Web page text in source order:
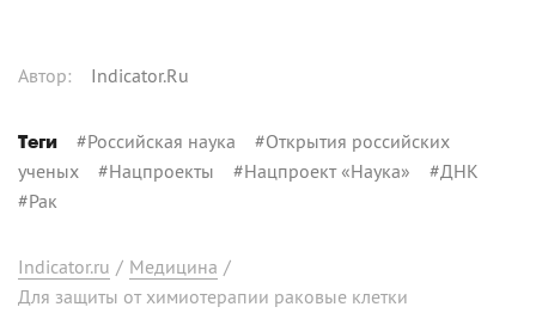
Автор: Indicator.Ru
Теги #Российская наука #Открытия российских
ученых #Нацпроекты #Нацпроект «Наука» #ДНК
#Рак
Indicator.ru / Медицина /
Для защиты от химиотерапии раковые клетки